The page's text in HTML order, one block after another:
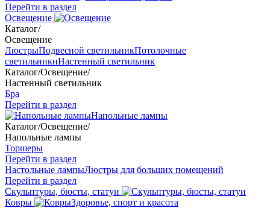
Перейти в раздел
Освещение
Каталог/
Освещение
ЛюстрыПодвесной светильникПотолочные
светильникиНастенный светильник
Каталог/Освещение/
Настенный светильник
Бра
Перейти в раздел
Напольные лампы
Каталог/Освещение/
Напольные лампы
Торшеры
Перейти в раздел
Настольные лампыЛюстры для больших помещений
Перейти в раздел
Скульптуры, бюсты, статуи
Ковры
Здоровье, спорт и красота